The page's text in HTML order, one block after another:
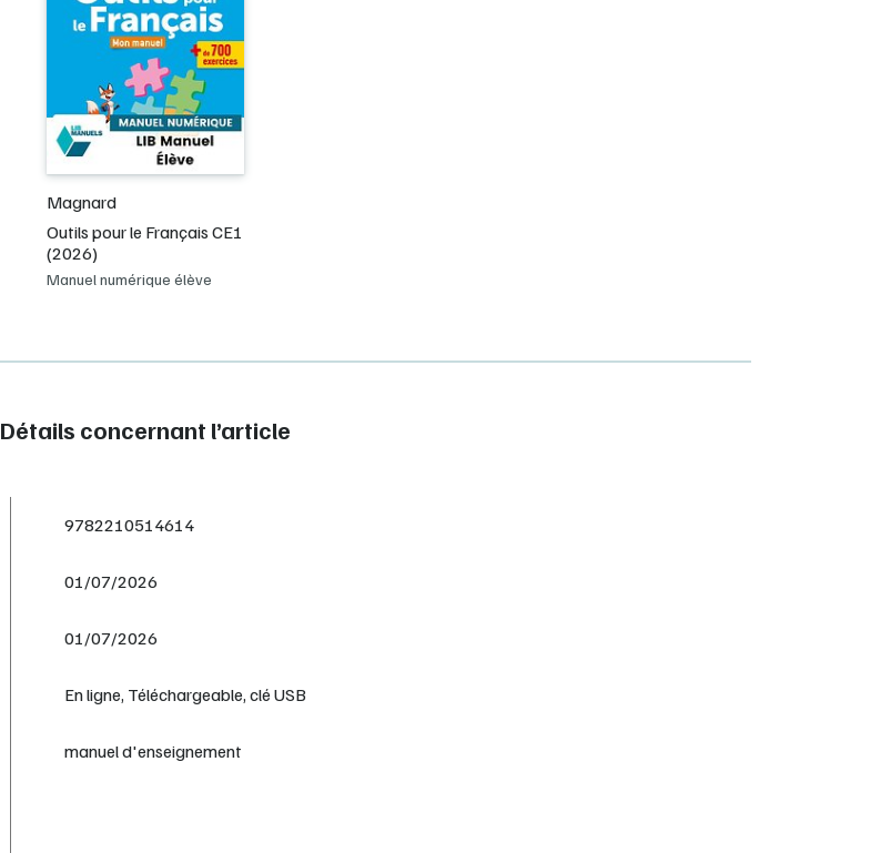
Magnard
Outils pour le Français CE1
(2026)
Manuel numérique élève
Détails concernant l’article
9782210514614
01/07/2026
01/07/2026
En ligne, Téléchargeable, clé USB
manuel d'enseignement